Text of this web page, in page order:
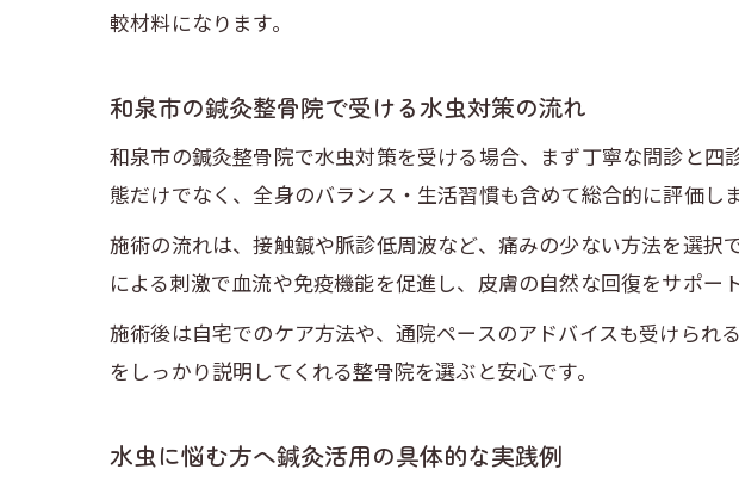
鍼灸が水虫対
整骨院人気
鍼灸整骨院
較材料になります。
和泉市の鍼灸整骨院で受ける水虫対策の流れ
和泉市の鍼灸整骨院で水虫対策を受ける場合、まず丁寧な問診と
態だけでなく、全身のバランス・生活習慣も含めて総合的に評価しま
施術の流れは、接触鍼や脈診低周波など、痛みの少ない方法を選
による刺激で血流や免疫機能を促進し、皮膚の自然な回復をサポート
施術後は自宅でのケア方法や、通院ペースのアドバイスも受けら
をしっかり説明してくれる整骨院を選ぶと安心です。
水虫に悩む方へ鍼灸活用の具体的な実践例